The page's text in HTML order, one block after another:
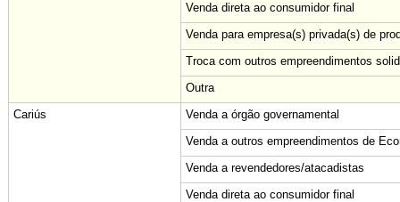
Venda direta ao consumidor final
Venda para empresa(s) privada(s) de
Troca com outros empreendimentos
Outra
Cariús
Venda a órgão governamental
Venda a outros empreendimentos de
Venda a revendedores/atacadistas
Venda direta ao consumidor final